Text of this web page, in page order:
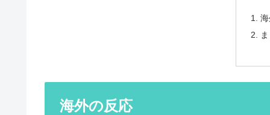
海外の反応